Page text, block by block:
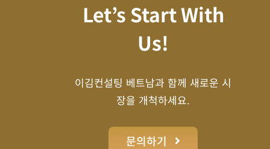
Let’s Start With
Us!
이김컨설팅 베트남과 함께 새로운 시
장을 개척하세요.
문의하기